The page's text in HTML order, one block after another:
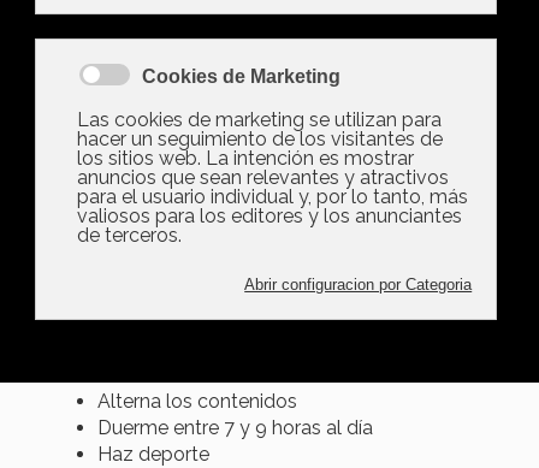
concentrarse al estudiar, técnicas para memorizar
y una selección de aplicaciones y alimentos que
ayudan a concentrarse.
10 consejos para mejorar la concentración para
estudiar
Hay muchas opciones para mejorar el enfoque y
el rendimiento académico. Algunos de los
Ordena tu espacio de estudio
Alterna los contenidos
Duerme entre 7 y 9 horas al día
Haz deporte